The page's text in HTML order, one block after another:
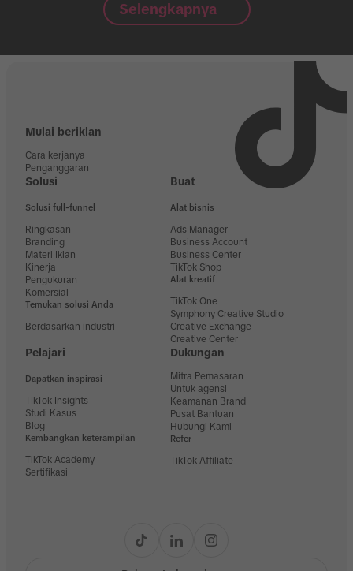
Selengkapnya
Mulai beriklan
Cara kerjanya
Penganggaran
Solusi
Solusi full-funnel
Ringkasan
Branding
Materi Iklan
Kinerja
Pengukuran
Komersial
Temukan solusi Anda
Berdasarkan industri
Buat
Alat bisnis
Ads Manager
Business Account
Business Center
TikTok Shop
Alat kreatif
TikTok One
Symphony Creative Studio
Creative Exchange
Creative Center
Pelajari
Dapatkan inspirasi
TIkTok Insights
Studi Kasus
Blog
Kembangkan keterampilan
TikTok Academy
Sertifikasi
Dukungan
Mitra Pemasaran
Untuk agensi
Keamanan Brand
Pusat Bantuan
Hubungi Kami
Refer
TikTok Affiliate